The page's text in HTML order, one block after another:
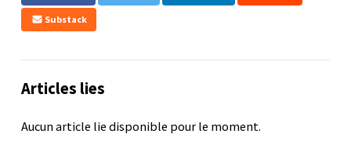
Substack
Articles lies
Aucun article lie disponible pour le moment.